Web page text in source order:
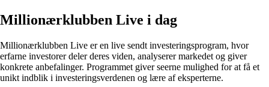
Millionærklubben Live i dag
Millionærklubben Live er en live sendt investeringsprogram, hvor
erfarne investorer deler deres viden, analyserer markedet og giver
konkrete anbefalinger. Programmet giver seerne mulighed for at få et
unikt indblik i investeringsverdenen og lære af eksperterne.